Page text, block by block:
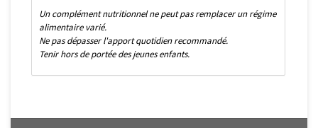
Un complément nutritionnel ne peut pas remplacer un régime
alimentaire varié.
Ne pas dépasser l'apport quotidien recommandé.
Tenir hors de portée des jeunes enfants.